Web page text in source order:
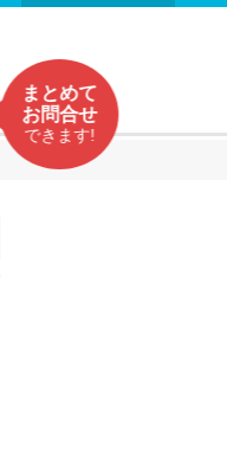
まとめて
お問合せ
できます!